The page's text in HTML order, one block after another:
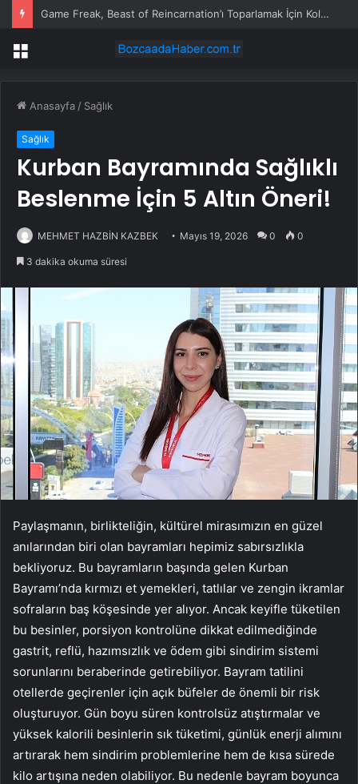
Game Freak, Beast of Reincarnation’ı Toparlamak İçin Kolları Sıvamış
Menü
Anasayfa / Sağlık
Sağlık
Kurban Bayramında Sağlıklı
Beslenme İçin 5 Altın Öneri!
MEHMET HAZBİN KAZBEK Mayıs 19, 2026 0 0
3 dakika okuma süresi
Paylaşmanın, birlikteliğin, kültürel mirasımızın en güzel
anılarından biri olan bayramları hepimiz sabırsızlıkla
bekliyoruz. Bu bayramların başında gelen Kurban
Bayramı’nda kırmızı et yemekleri, tatlılar ve zengin ikramlar
sofraların baş köşesinde yer alıyor. Ancak keyifle tüketilen
bu besinler, porsiyon kontrolüne dikkat edilmediğinde
gastrit, reflü, hazımsızlık ve ödem gibi sindirim sistemi
sorunlarını beraberinde getirebiliyor. Bayram tatilini
otellerde geçirenler için açık büfeler de önemli bir risk
oluşturuyor. Gün boyu süren kontrolsüz atıştırmalar ve
yüksek kalorili besinlerin sık tüketimi, günlük enerji alımını
artırarak hem sindirim problemlerine hem de kısa sürede
kilo artışına neden olabiliyor. Bu nedenle bayram boyunca